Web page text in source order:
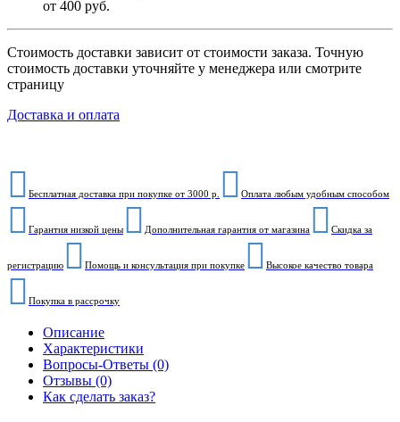
от 400 руб.
Стоимость доставки зависит от стоимости заказа. Точную
стоимость доставки уточняйте у менеджера или смотрите
страницу
Доставка и оплата
Бесплатная доставка при покупке от 3000 р. Оплата любым удобным способом
Гарантия низкой цены Дополнительная гарантия от магазина Скидка за
регистрацию Помощь и консультация при покупке Высокое качество товара
Покупка в рассрочку
Описание
Характеристики
Вопросы-Ответы (0)
Отзывы (0)
Как сделать заказ?